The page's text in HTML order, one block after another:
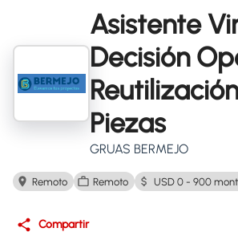
Asistente
Decisión
Piezas
GRUAS BERMEJO
Remoto Remoto USD 0 - 900
Compartir